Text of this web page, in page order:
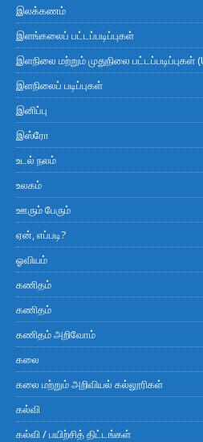
இலக்கணம்
இளங்கலைப் பட்டப்படிப்புகள்
இளநிலை மற்றும் முதுநிலை
இளநிலைப் படிப்புகள்
இனிப்பு
இஸ்ரோ
உடல் நலம்
உலகம்
ஊரும் பேரும்
ஏன், எப்படி?
ஓவியம்
கணிதம்
கணிதம்
கணிதம் அறிவோம்
கலை
கலை மற்றும் அறிவியல் கல்லூரிகள்
கல்வி
கல்வி / பயிற்சித் திட்டங்கள்